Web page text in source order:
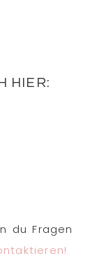
HIER:
du Fragen